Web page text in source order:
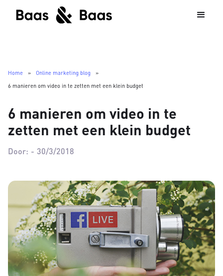
Home » Online marketing blog
»
6 manieren om video in te zetten met een klein budget
6 manieren om video in te
zetten met een klein budget
Door: - 30/3/2018